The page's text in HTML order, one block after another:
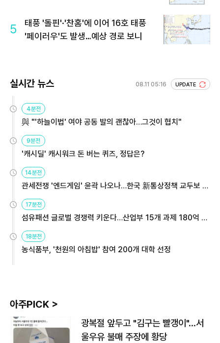
5
태풍 '돌핀'·'찬홈'에 이어 16호 태풍
'페이러우'도 발생…예상 경로 보니
실시간 뉴스 08.11 05:16 UPDATE
4분전
與 "'하늘이법' 여야 공동 발의 괜찮아…그것이 협치"
9분전
'캐시딜' 캐시워크 돈 버는 퀴즈, 정답은?
14분전
관세전쟁 '엔드게임' 윤곽 나오나…한국 新통상정책 교두보 활
17분전
섬유패션 글로벌 경쟁력 키운다…산업부 15개 과제 180억 지
18분전
농식품부, '천원의 아침밥' 참여 200개 대학 선정
아주PICK >
광복절 앞두고 "김구는 빨갱이"…서
울우유 불매 주장에 황당